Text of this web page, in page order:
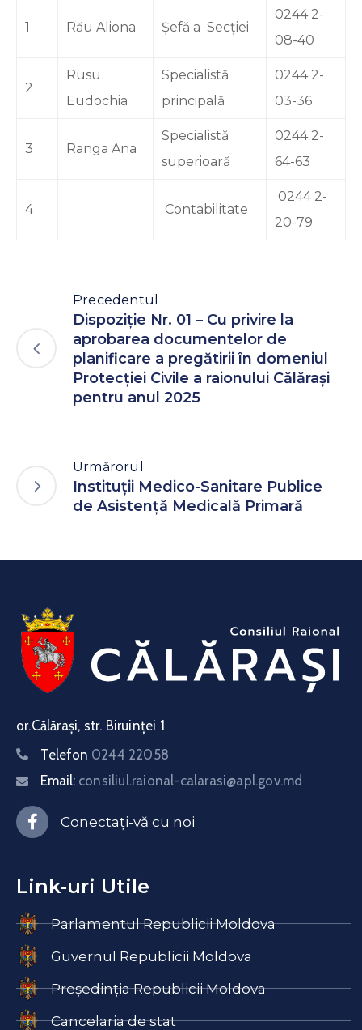
1 Rău Aliona Şefă a Secției
0244 2-
08-40
2
Rusu
Eudochia
Specialistă
principală
0244 2-
03-36
3 Ranga Ana
Specialistă
superioară
0244 2-
64-63
4 Contabilitate
0244 2-
20-79
Precedentul
Dispoziție Nr. 01 – Cu privire la
aprobarea documentelor de
planificare a pregătirii în domeniul
Protecției Civile a raionului Călărași
pentru anul 2025
Urmărorul
Instituții Medico-Sanitare Publice
de Asistență Medicală Primară
or.Călărași, str. Biruinței 1
Telefon 0244 22058
Email: consiliul.raional-calarasi@apl.gov.md
Conectați-vă cu noi
Link-uri Utile
Parlamentul Republicii Moldova
Guvernul Republicii Moldova
Președinția Republicii Moldova
Cancelaria de stat